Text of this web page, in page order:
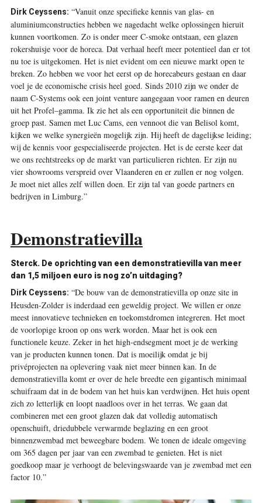
Dirk Ceyssens: “Vanuit onze specifieke kennis van glas- en
aluminiumconstructies hebben we nagedacht welke oplossingen hieruit
kunnen voortkomen. Zo is onder meer C-smoke ontstaan, een glazen
rokershuisje voor de horeca. Dat verhaal heeft meer potentieel dan er tot
nu toe is uitgekomen. Het is niet evident om een nieuwe markt open te
breken. Zo hebben we voor het eerst op de horecabeurs gestaan en daar
voel je de economische crisis heel goed. Sinds 2010 zijn we onder de
naam C-Systems ook een joint venture aangegaan voor ramen en deuren
uit het Profel–gamma. Ik zie het als een opportuniteit die binnen de
groep past. Samen met Luc Cams, een vennoot die van Belisol komt,
kijken we welke synergieën mogelijk zijn. Hij heeft de dagelijkse leiding;
wij de kennis voor gespecialiseerde projecten. Het is de eerste keer dat
we ons rechtstreeks op de markt van particulieren richten. Er zijn nu
vier showrooms verspreid over Vlaanderen en er zullen er nog volgen.
Je moet niet alles zelf willen doen. Er zijn tal van goede partners en
bedrijven in Limburg.”
Demonstratievilla
Sterck.De oprichting van een demonstratievilla van meer
dan 1,5 miljoen euro is nog zo’n uitdaging?
Dirk Ceyssens: “De bouw van de demonstratievilla op onze site in
Heusden-Zolder is inderdaad een geweldig project. We willen er onze
meest innovatieve technieken en toekomstdromen integreren. Het moet
de voorlopige kroon op ons werk worden. Maar het is ook een
functionele keuze. Zeker in het high-endsegment moet je de werking
van je producten kunnen tonen. Dat is moeilijk omdat je bij
privéprojecten na oplevering vaak niet meer binnen kan. In de
demonstratievilla komt er over de hele breedte een gigantisch minimaal
schuifraam dat in de bodem van het huis kan verdwijnen. Het huis opent
zich zo letterlijk en loopt naadloos over in het terras. We gaan dat
combineren met een groot glazen dak dat volledig automatisch
openschuift, driedubbele verwarmde beglazing en een groot
binnenzwembad met beweegbare bodem. We tonen de ideale omgeving
om 365 dagen per jaar van een zwembad te genieten. Het is niet
goedkoop maar je verhoogt de belevingswaarde van je zwembad met een
factor 10.”